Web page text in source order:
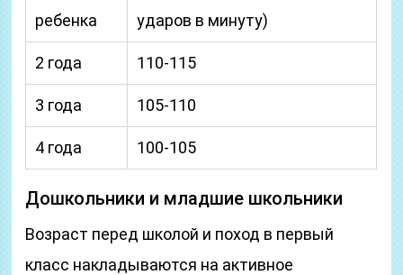
ребенка ударов в минуту)
2 года 110-115
3 года 105-110
4 года 100-105
Дошкольники и младшие школьники
Возраст перед школой и поход в первый
класс накладываются на активное